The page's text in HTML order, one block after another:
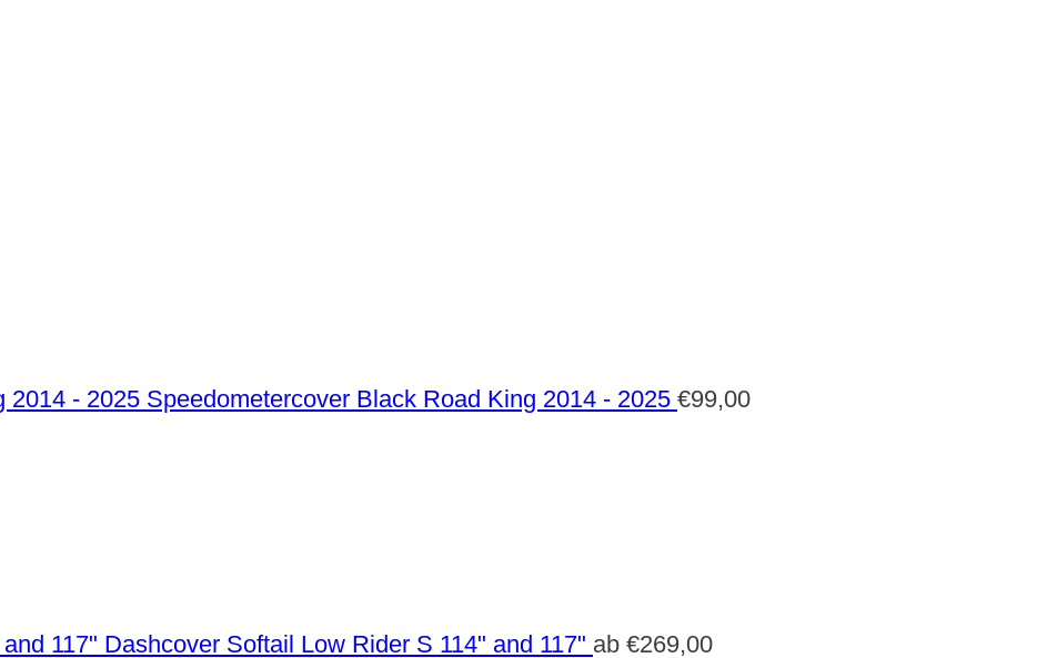
Speedometercover Black Road King 2014 - 2025 €99,00
Dashcover Softail Low Rider S 114" and 117" ab €269,00